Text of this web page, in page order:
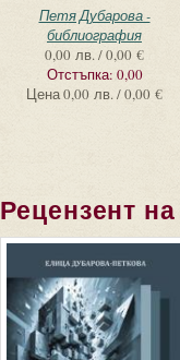
Петя Дубарова -
библиография
0,00 лв. / 0,00 €
Отстъпка: 0,00
Цена0,00 лв. / 0,00 €
Рецензент